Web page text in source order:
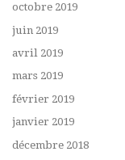
octobre 2019
juin 2019
avril 2019
mars 2019
février 2019
janvier 2019
décembre 2018